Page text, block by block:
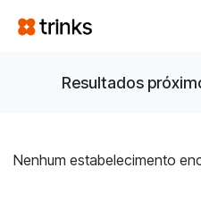
Resultados
Nenhum estabelecimento